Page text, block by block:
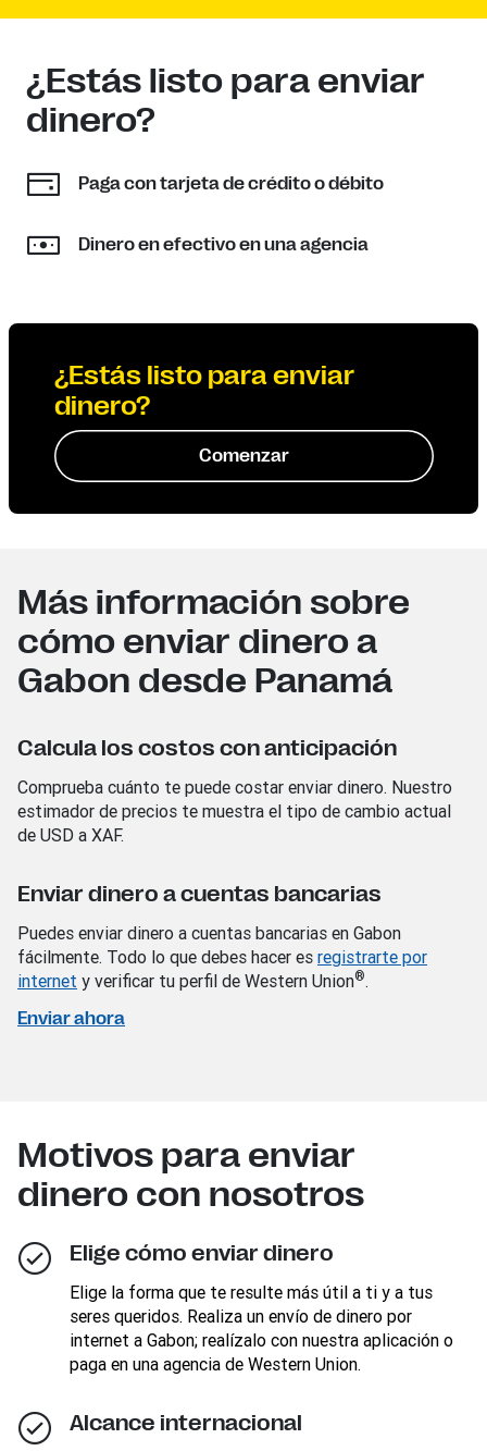
¿Estás listo para enviar
dinero?
Paga con tarjeta de crédito o débito
Dinero en efectivo en una agencia
¿Estás listo para enviar
dinero?
Comenzar
Más información sobre
cómo enviar dinero a
Gabon desde Panamá
Calcula los costos con anticipación
Comprueba cuánto te puede costar enviar dinero. Nuestro
estimador de precios te muestra el tipo de cambio actual
de USD a XAF.
Enviar dinero a cuentas bancarias
Puedes enviar dinero a cuentas bancarias en Gabon
fácilmente. Todo lo que debes hacer es registrarte por
internet y verificar tu perfil de Western Union®.
Enviar ahora
Motivos para enviar
dinero con nosotros
Elige cómo enviar dinero
Elige la forma que te resulte más útil a ti y a tus
seres queridos. Realiza un envío de dinero por
internet a Gabon; realízalo con nuestra aplicación o
paga en una agencia de Western Union.
Alcance internacional